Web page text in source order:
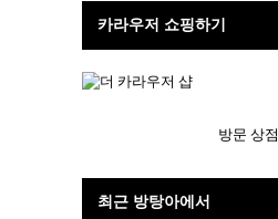
카라우저 쇼핑하기
방문 상점
최근 방탕아에서